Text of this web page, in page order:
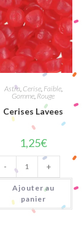
Astra Cerise, Faible,
Gomme Rouge
Cerises Lavees
1,25€
quantité
de
Cerises
Lavees
- +
Ajouter au
panier